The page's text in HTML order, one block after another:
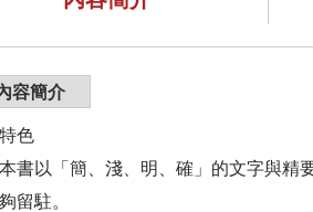
容簡介
色
書以「簡、淺、明、確」的文字與精
留駐。